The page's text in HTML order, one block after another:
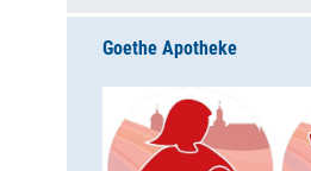
Goethe Apotheke